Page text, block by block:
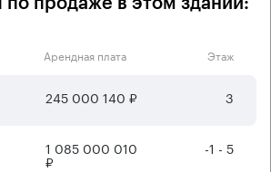
Арендная плата Этаж
245 000 140 ₽ 3
1 085 000 010
₽
-1 - 5